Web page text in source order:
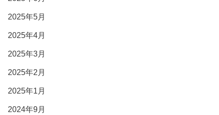
2025年5月
2025年4月
2025年3月
2025年2月
2025年1月
2024年9月